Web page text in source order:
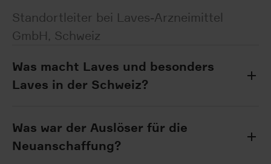
Standortleiter bei Laves-Arzneimittel
GmbH, Schweiz
Was macht Laves und besonders
Laves in der Schweiz?
Was war der Auslöser für die
Neuanschaffung?